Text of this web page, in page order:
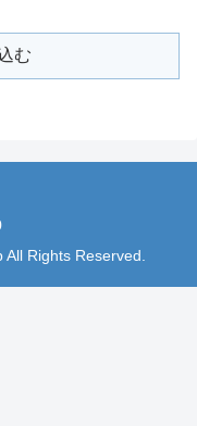
む
Rights Reserved.